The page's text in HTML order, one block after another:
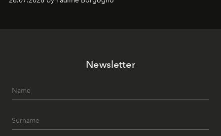
Newsletter